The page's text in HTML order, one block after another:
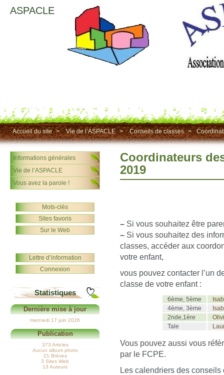
ASPACLE
Accueil du site > Vie de l’ASPACLE > Conseils de classes >
Coordinateurs
2019
– Si vous souhaitez être
– Si vous souhaitez des
classes, accéder aux
votre enfant,
vous pouvez contacter l’un
classe de votre enfant :
6ème, 5ème
4ème, 3ème
2nde,1ère
Tale
Vous pouvez aussi vous
par le FCPE.
Les calendriers des
Informations générales
Vie de l’ASPACLE
Vous avez la parole !
Mots-clés
Sites favoris
Sur le Web
Lettre d’information
Connexion
Statistiques
Dernière mise à jour
mercredi 17 juin 2026
Publication
373 Articles
Aucun album photo
21 Brèves
3 Sites Web
13 Auteurs